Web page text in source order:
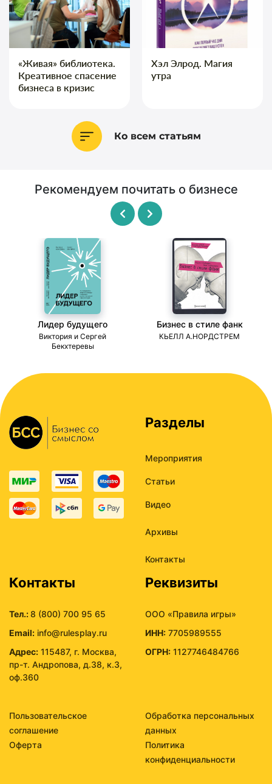
«Живая» библиотека.
Креативное спасение
бизнеса в кризис
Хэл Элрод. Магия
утра
Ко всем статьям
Рекомендуем почитать о бизнесе
Лидер будущего
Виктория и Сергей
Бекхтеревы
Бизнес в стиле фанк
КЬЕЛЛ А.НОРДСТРЕМ
Разделы
Мероприятия
Статьи
Видео
Архивы
Контакты
Контакты
Тел.:8 (800) 700 95 65
Email: info@rulesplay.ru
Адрес: 115487, г. Москва,
пр-т. Андропова, д.38, к.3,
оф.360
Реквизиты
ООО «Правила игры»
ИНН: 7705989555
ОГРН: 1127746484766
Пользовательское
соглашение
Обработка персональных
данных
Оферта
Политика
конфиденциальности